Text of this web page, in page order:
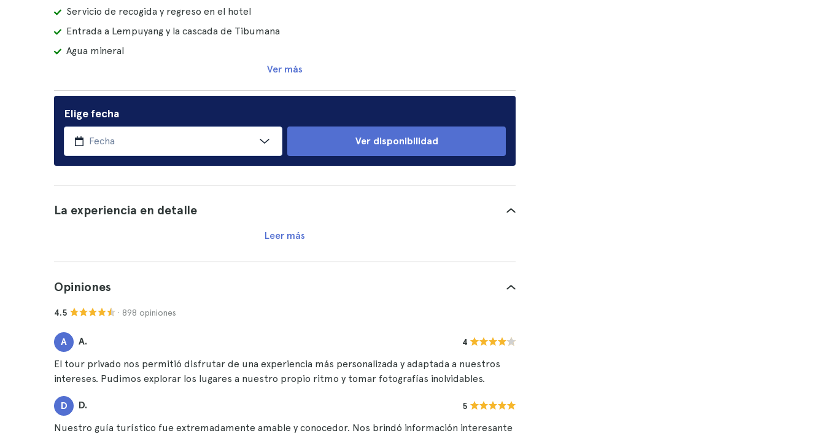
Servicio de recogida y regreso en el hotel
Entrada a Lempuyang y la cascada de Tibumana
Agua mineral
Ver más
Elige fecha
Ver disponibilidad
La experiencia en detalle
Leer más
Opiniones
4.5 · 898 opiniones
A A. 4
El tour privado nos permitió disfrutar de una experiencia más personalizada y adaptada a nuestros
intereses. Pudimos explorar los lugares a nuestro propio ritmo y tomar fotografías inolvidables.
D D. 5
Nuestro guía turístico fue extremadamente amable y conocedor. Nos brindó información interesante